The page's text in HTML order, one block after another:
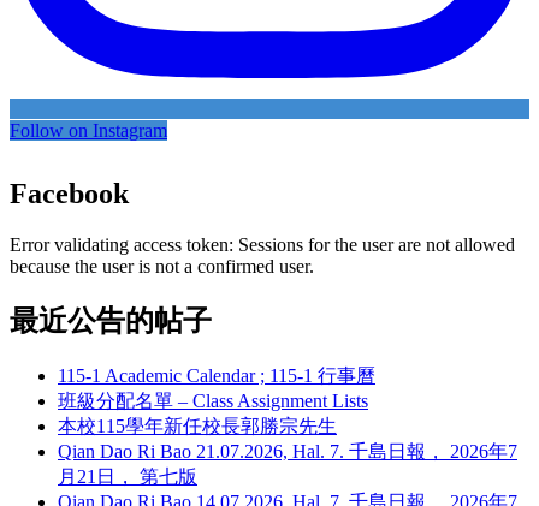
Follow on Instagram
Facebook
Error validating access token: Sessions for the user are not allowed
because the user is not a confirmed user.
最近公告的帖子
115-1 Academic Calendar ; 115-1 行事曆
班級分配名單 – Class Assignment Lists
本校115學年新任校長郭勝宗先生
Qian Dao Ri Bao 21.07.2026, Hal. 7. 千島日報， 2026年7
月21日， 第七版
Qian Dao Ri Bao 14.07.2026, Hal. 7. 千島日報， 2026年7